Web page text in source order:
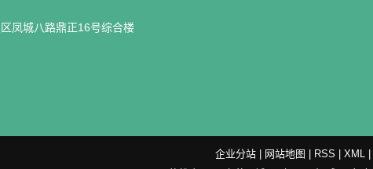
凤城八路鼎正16号综合楼
企业分站| 网站地图 RSS XML|